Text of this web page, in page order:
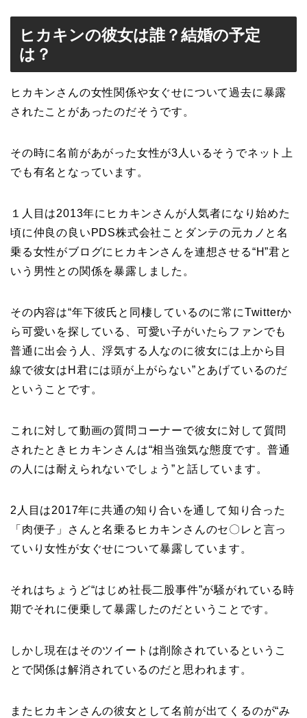
ヒカキンの彼女は誰？結婚の予定
は？
ヒカキンさんの女性関係や女ぐせについて過去に暴露
されたことがあったのだそうです。
その時に名前があがった女性が3人いるそうでネット上
でも有名となっています。
１人目は2013年にヒカキンさんが人気者になり始めた
頃に仲良の良いPDS株式会社ことダンテの元カノと名
乗る女性がブログにヒカキンさんを連想させる“H”君と
いう男性との関係を暴露しました。
その内容は“年下彼氏と同棲しているのに常にTwitterか
ら可愛いを探している、可愛い子がいたらファンでも
普通に出会う人、浮気する人なのに彼女には上から目
線で彼女はH君には頭が上がらない”とあげているのだ
ということです。
これに対して動画の質問コーナーで彼女に対して質問
されたときヒカキンさんは“相当強気な態度です。普通
の人には耐えられないでしょう”と話しています。
2人目は2017年に共通の知り合いを通して知り合った
「肉便子」さんと名乗るヒカキンさんのセ〇レと言っ
ていり女性が女ぐせについて暴露しています。
それはちょうど“はじめ社長二股事件”が騒がれている時
期でそれに便乗して暴露したのだということです。
しかし現在はそのツイートは削除されているというこ
とで関係は解消されているのだと思われます。
またヒカキンさんの彼女として名前が出てくるのが“み